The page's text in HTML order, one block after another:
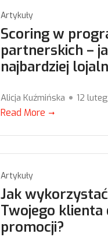
Artykuły
Scoring w
partnerskich –
najbardziej
Alicja Kuźmińska 12
Read More
Artykuły
Jak
Twojego klienta
promocji?